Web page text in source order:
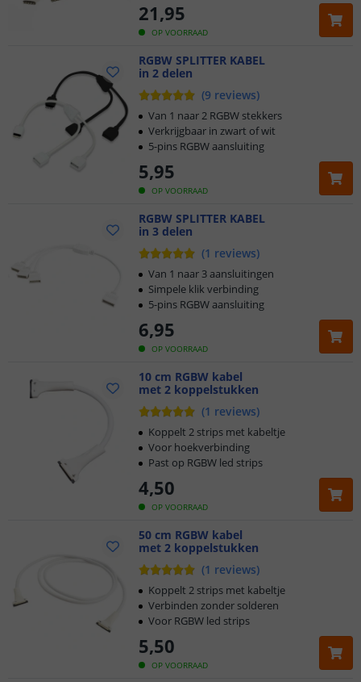
OP VOORRAAD
21,95
RGBW SPLITTER KABEL
in 2 delen
(9 reviews)
OP VOORRAAD
5,95
Van 1 naar 2 RGBW stekkers
Verkrijgbaar in zwart of wit
5-pins RGBW aansluiting
RGBW SPLITTER KABEL
in 3 delen
(1 reviews)
OP VOORRAAD
6,95
Van 1 naar 3 aansluitingen
Simpele klik verbinding
5-pins RGBW aansluiting
10 cm RGBW kabel
met 2 koppelstukken
(1 reviews)
OP VOORRAAD
4,50
Koppelt 2 strips met kabeltje
Voor hoekverbinding
Past op RGBW led strips
50 cm RGBW kabel
met 2 koppelstukken
(1 reviews)
OP VOORRAAD
5,50
Koppelt 2 strips met kabeltje
Verbinden zonder solderen
Voor RGBW led strips
Klantbeoordeling 9.1
Voor 23:45 uur besteld,morgen in huis
5 jaar garantie
Gratis verzending vanaf € 20,-